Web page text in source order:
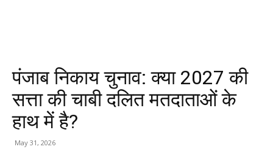
पंजाब निकाय चुनाव: क्या 2027 की
सत्ता की चाबी दलित मतदाताओं के
हाथ में है?
May 31, 2026